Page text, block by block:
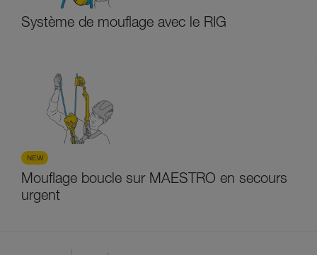
Système de mouflage avec le RIG
NEW
Mouflage boucle sur MAESTRO en secours
urgent